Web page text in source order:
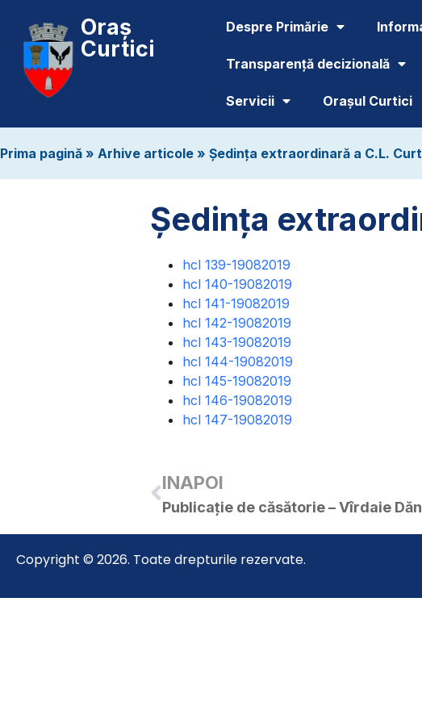
Oraș
Curtici
Despre Primărie
Transparență decizională
Servicii Orașul Curtici
Prima pagină » Arhive articole » Ședința extraordinară a C.L.
Ședința
hcl 139-19082019
hcl 140-19082019
hcl 141-19082019
hcl 142-19082019
hcl 143-19082019
hcl 144-19082019
hcl 145-19082019
hcl 146-19082019
hcl 147-19082019
INAPOI
Copyright © 2026. Toate drepturile rezervate.